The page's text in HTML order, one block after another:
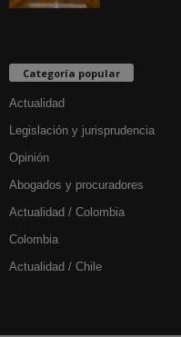
Categoría popular
Actualidad
Legislación y jurisprudencia
Opinión
Abogados y procuradores
Actualidad / Colombia
Colombia
Actualidad / Chile